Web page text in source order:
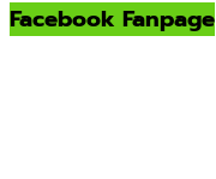
Facebook Fanpage